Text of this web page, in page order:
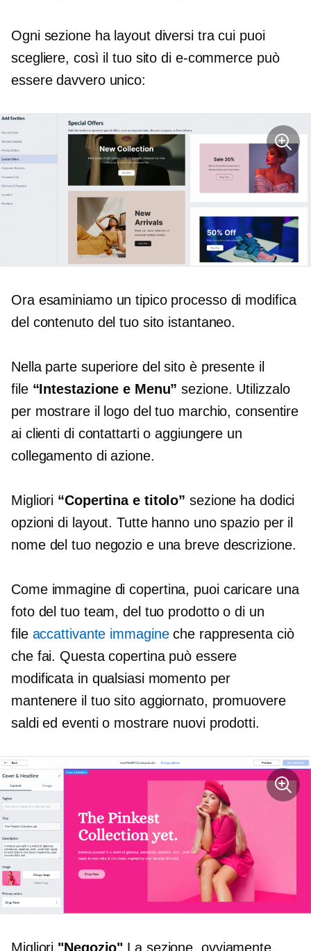
Ogni sezione ha layout diversi tra cui puoi
scegliere, così il tuo sito di e-commerce può
essere davvero unico:
Ora esaminiamo un tipico processo di modifica
del contenuto del tuo sito istantaneo.
Nella parte superiore del sito è presente il
file “Intestazione e Menu” sezione. Utilizzalo
per mostrare il logo del tuo marchio, consentire
ai clienti di contattarti o aggiungere un
collegamento di azione.
Migliori “Copertina e titolo” sezione ha dodici
opzioni di layout. Tutte hanno uno spazio per il
nome del tuo negozio e una breve descrizione.
Come immagine di copertina, puoi caricare una
foto del tuo team, del tuo prodotto o di un
file accattivante immagineche rappresenta ciò
che fai. Questa copertina può essere
modificata in qualsiasi momento per
mantenere il tuo sito aggiornato, promuovere
saldi ed eventi o mostrare nuovi prodotti.
Migliori "Negozio" La sezione, ovviamente,